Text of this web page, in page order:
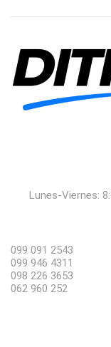
Lunes-Viernes:
099 091 2543
099 946 4311
098 226 3653
062 960 252